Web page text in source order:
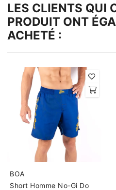
LES CLIENTS QUI
PRODUIT ONT
ACHETÉ :
BOA
Short Homme No-Gi Do